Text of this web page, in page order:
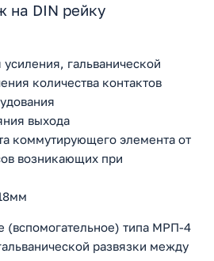
DIN рейку
гальванической
количества контактов
выхода
коммутирующего элемента от
возникающих при
(вспомогательное) типа МРП-4
развязки между